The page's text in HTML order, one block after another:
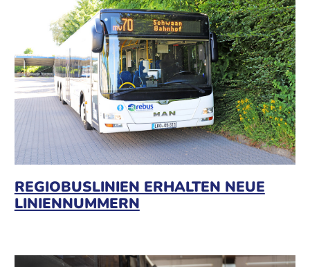
REGIOBUSLINIEN ERHALTEN NEUE
LINIENNUMMERN